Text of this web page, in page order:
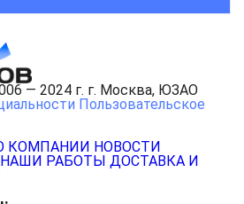
— 2024 г. г. Москва, ЮЗАО
Пользовательское
КОМПАНИИ НОВОСТИ
НАШИ РАБОТЫ ДОСТАВКА И